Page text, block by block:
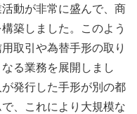
動が非常に盛んで、商
築しました。このよう
取引や為替手形の取り
る業務を展開しまし
発行した手形が別の都
、これにより大規模な